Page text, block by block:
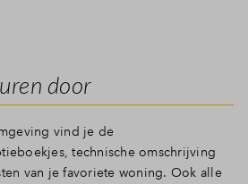
door
vind je de
technische omschrijving
van je favoriete woning. Ook alle